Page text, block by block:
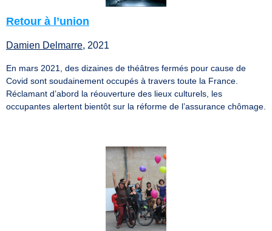
Retour à l’union
Damien Delmarre, 2021
En mars 2021, des dizaines de théâtres fermés pour cause de
Covid sont soudainement occupés à travers toute la France.
Réclamant d’abord la réouverture des lieux culturels, les
occupantes alertent bientôt sur la réforme de l’assurance chômage.